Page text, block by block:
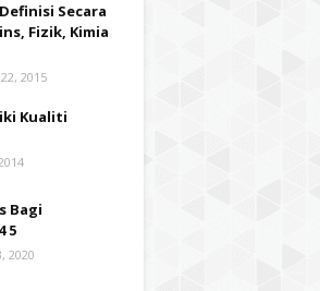
Secara
Fizik, Kimia
2015
Kualiti
Bagi
5
2020